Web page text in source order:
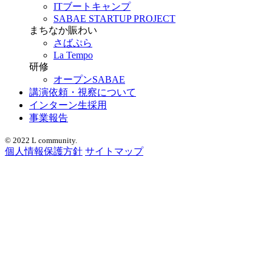
ITブートキャンプ
SABAE STARTUP PROJECT
まちなか賑わい
さばぷら
La Tempo
研修
オープンSABAE
講演依頼・視察について
インターン生採用
事業報告
© 2022 L community.
個人情報保護方針 サイトマップ